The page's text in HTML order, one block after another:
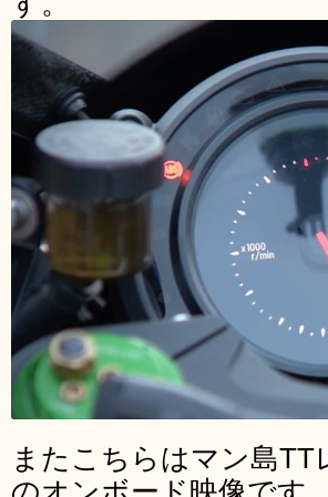
またこちらはマン島